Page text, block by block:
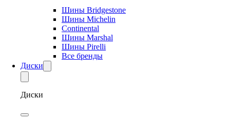
Шины Bridgestone
Шины Michelin
Continental
Шины Marshal
Шины Pirelli
Все бренды
Диски
Диски